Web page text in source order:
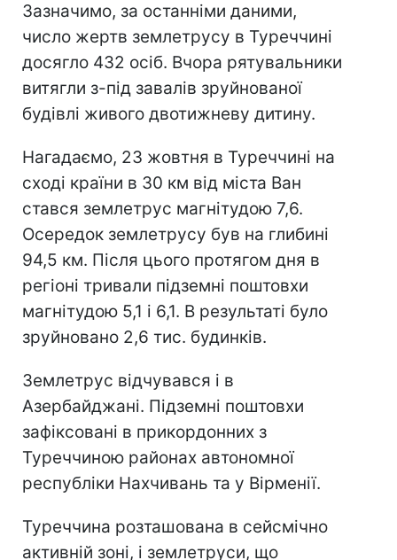
Зазначимо, за останніми даними,
число жертв землетрусу в Туреччині
досягло 432 осіб. Вчора рятувальники
витягли з-під завалів зруйнованої
будівлі живого двотижневу дитину.
Нагадаємо, 23 жовтня в Туреччині на
сході країни в 30 км від міста Ван
стався землетрус магнітудою 7,6.
Осередок землетрусу був на глибині
94,5 км. Після цього протягом дня в
регіоні тривали підземні поштовхи
магнітудою 5,1 і 6,1. В результаті було
зруйновано 2,6 тис. будинків.
Землетрус відчувався і в
Азербайджані. Підземні поштовхи
зафіксовані в прикордонних з
Туреччиною районах автономної
республіки Нахчивань та у Вірменії.
Туреччина розташована в сейсмічно
активній зоні, і землетруси, що